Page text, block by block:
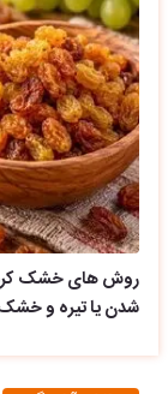
روش های خشک کردن
شدن یا تیره و